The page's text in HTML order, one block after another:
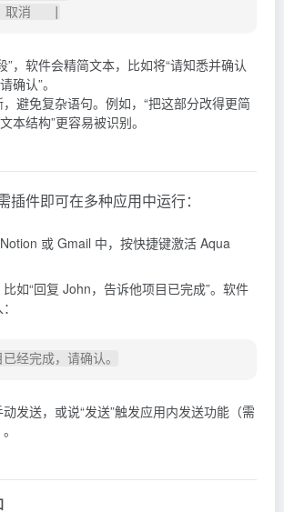
”，软件会精简文本，比如将“请知悉并确认
确认”。
避免复杂语句。例如，“把这部分改得更简
本结构”更容易被识别。
插件即可在多种应用中运行：
或 Gmail 中，按快捷键激活 Aqua
如“回复 John，告诉他项目已完成”。软件
发送，或说“发送”触发应用内发送功能（需